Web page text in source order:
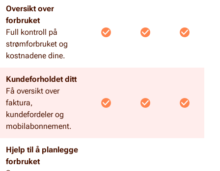
Oversikt over
forbruket
Full kontroll på
strømforbruket og
kostnadene dine.
Kundeforholdet ditt
Få oversikt over
faktura,
kundefordeler og
mobilabonnement.
Hjelp til å planlegge
forbruket